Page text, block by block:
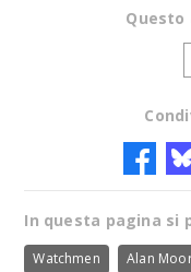
In questa pagina si
Watchmen Alan